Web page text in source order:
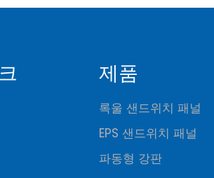
제품
록울 샌드위치 패널
EPS 샌드위치 패널
파동형 강판